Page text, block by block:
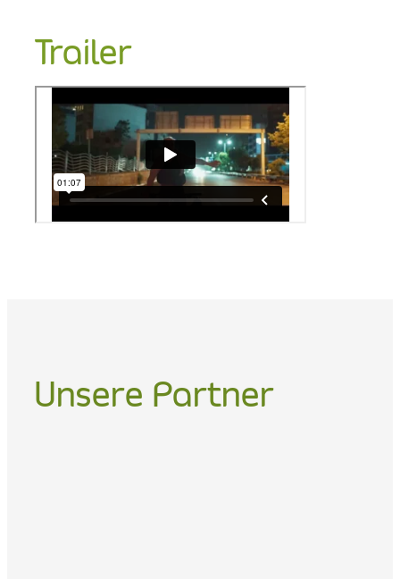
Trailer
Unsere Partner